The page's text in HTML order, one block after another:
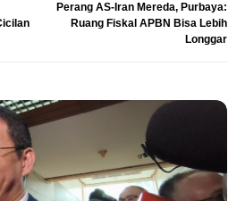
Perang AS-Iran Mereda, Purbaya:
Ruang Fiskal APBN Bisa Lebih
Longgar